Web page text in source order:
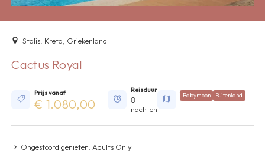
Stalis, Kreta, Griekenland
Cactus Royal
Prijs vanaf
€ 1.080,00
Reisduur
8
nachten
Babymoon Buitenland
Ongestoord genieten: Adults Only